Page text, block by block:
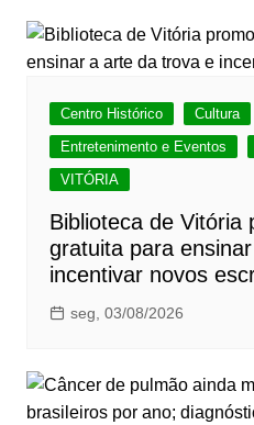
Centro Histórico Cultura
Entretenimento e Eventos
VITÓRIA
Biblioteca de Vitória
gratuita para
incentivar novos
seg, 03/08/2026